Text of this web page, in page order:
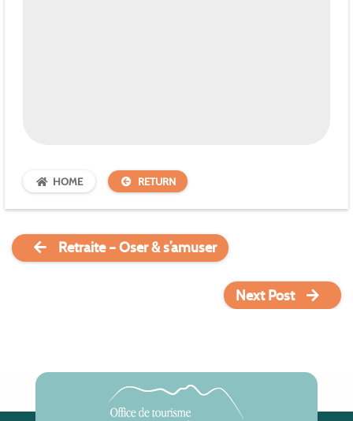
HOME RETURN
Retraite – Oser & s’amuser
Next Post